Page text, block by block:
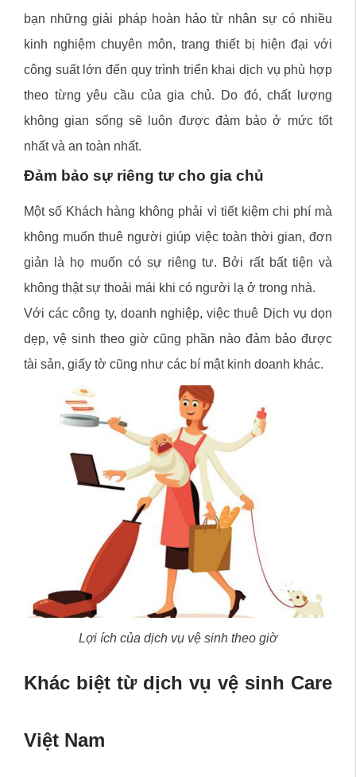
bạn những giải pháp hoàn hảo từ nhân sự có nhiều
kinh nghiệm chuyên môn, trang thiết bị hiện đại với
công suất lớn đến quy trình triển khai dịch vụ phù hợp
theo từng yêu cầu của gia chủ. Do đó, chất lượng
không gian sống sẽ luôn được đảm bảo ở mức tốt
nhất và an toàn nhất.
Đảm bảo sự riêng tư cho gia chủ
Một số Khách hàng không phải vì tiết kiệm chi phí mà
không muốn thuê người giúp việc toàn thời gian, đơn
giản là họ muốn có sự riêng tư. Bởi rất bất tiện và
không thật sự thoải mái khi có người lạ ở trong nhà.
Với các công ty, doanh nghiệp, việc thuê Dịch vụ dọn
dẹp, vệ sinh theo giờ cũng phần nào đảm bảo được
tài sản, giấy tờ cũng như các bí mật kinh doanh khác.
Lợi ích của dịch vụ vệ sinh theo giờ
Khác biệt từ dịch vụ vệ sinh Care
Việt Nam